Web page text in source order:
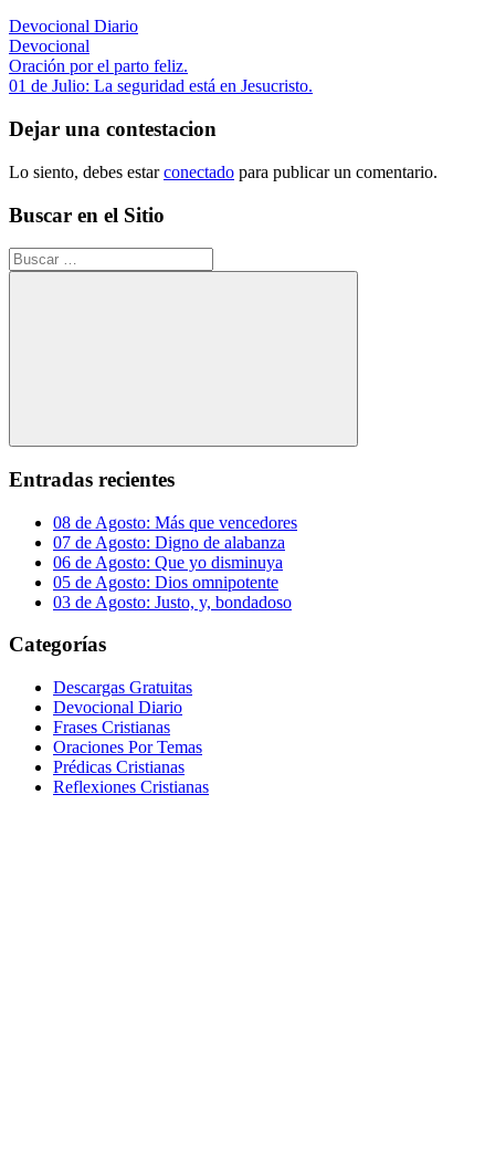
Devocional Diario
Devocional
Navegación
de
entradas
Entrada
anterior:
Oración por el parto feliz.
Siguiente
01 de Julio: La seguridad está en Jesucristo.
Dejar una contestacion
Lo siento, debes estarconectado para publicar un comentario.
Buscar en el Sitio
Buscar:
Buscar
Entradas recientes
08 de Agosto: Más que vencedores
07 de Agosto: Digno de alabanza
06 de Agosto: Que yo disminuya
05 de Agosto: Dios omnipotente
03 de Agosto: Justo, y, bondadoso
Categorías
Descargas Gratuitas
Devocional Diario
Frases Cristianas
Oraciones Por Temas
Prédicas Cristianas
Reflexiones Cristianas